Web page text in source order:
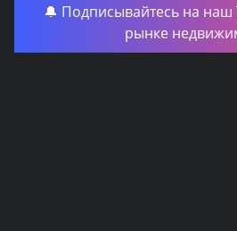
🔔 Подписывайтесь на наш
рынке